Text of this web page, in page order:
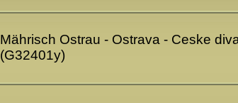
Mährisch Ostrau - Ostrava - Ceske
(G32401y)